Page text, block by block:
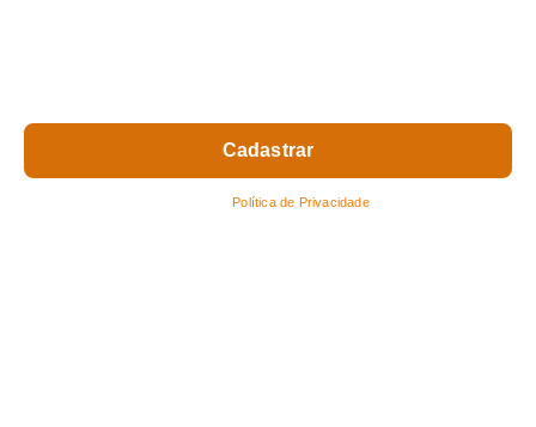
Política de Privacidade.